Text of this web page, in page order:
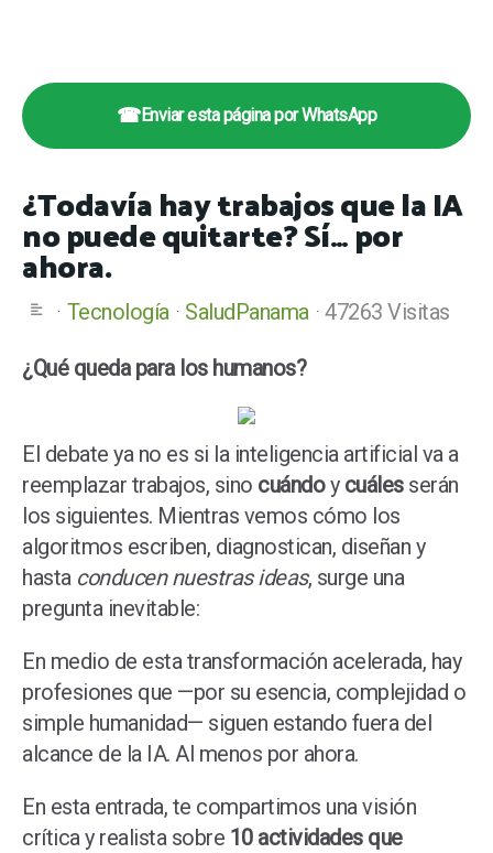
☎Enviar esta página por WhatsApp
¿Todavía hay trabajos que la IA
no puede quitarte? Sí… por
ahora.
Tecnología SaludPanama 47263 Visitas
El debate ya no es si la inteligencia artificial va a
reemplazar trabajos, sino cuándoy cuálesserán
los siguientes. Mientras vemos cómo los
algoritmos escriben, diagnostican, diseñan y
hasta conducen nuestras ideas, surge una
pregunta inevitable:
¿Qué queda para los humanos?
En medio de esta transformación acelerada, hay
profesiones que —por su esencia, complejidad o
simple humanidad— siguen estando fuera del
alcance de la IA. Al menos por ahora.
En esta entrada, te compartimos una visión
crítica y realista sobre 10 actividades que